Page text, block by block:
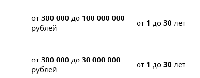
от300 000 до 100 000 000
рублей
от 1 до30 лет
от300 000 до30 000 000
рублей
от 1 до30 лет